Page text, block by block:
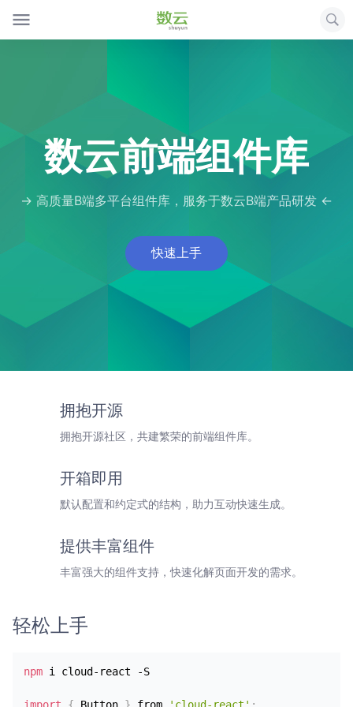
数云前端组件库
-> 高质量B端多平台组件库，服务于数云B端产品研发 <-
快速上手
拥抱开源
拥抱开源社区，共建繁荣的前端组件库。
开箱即用
默认配置和约定式的结构，助力互动快速生成。
提供丰富组件
丰富强大的组件支持，快速化解页面开发的需求。
轻松上手
npm i cloud-react -S